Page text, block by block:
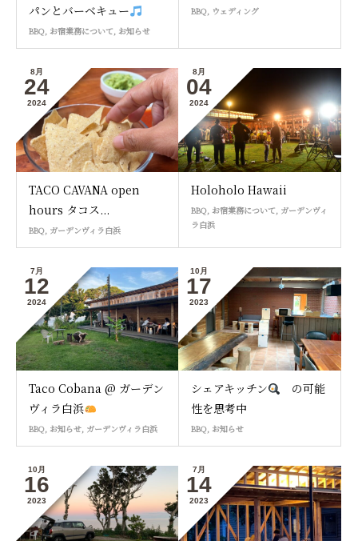
パンとバーベキュー
BBQ, お宿業務について, お知らせ
BBQ, ウェディング
8月
24
2024
TACO CAVANA open
hours タコス...
BBQ, ガーデンヴィラ白浜
8月
04
2024
Holoholo Hawaii
BBQ, お宿業務について, ガーデンヴィ
ラ白浜
7月
12
2024
Taco Cobana @ ガーデン
ヴィラ白浜
BBQ, お知らせ, ガーデンヴィラ白浜
10月
17
2023
シェアキッチン
の可能
性を思考中
BBQ, お知らせ
10月
16
2023
7月
14
2023